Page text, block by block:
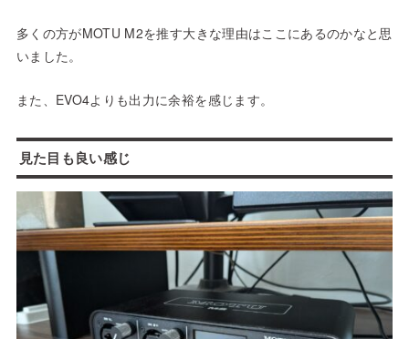
多くの方がMOTU M2を推す大きな理由はここにあるのかなと思
いました。
また、EVO4よりも出力に余裕を感じます。
見た目も良い感じ